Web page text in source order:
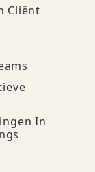
Cliënt
In